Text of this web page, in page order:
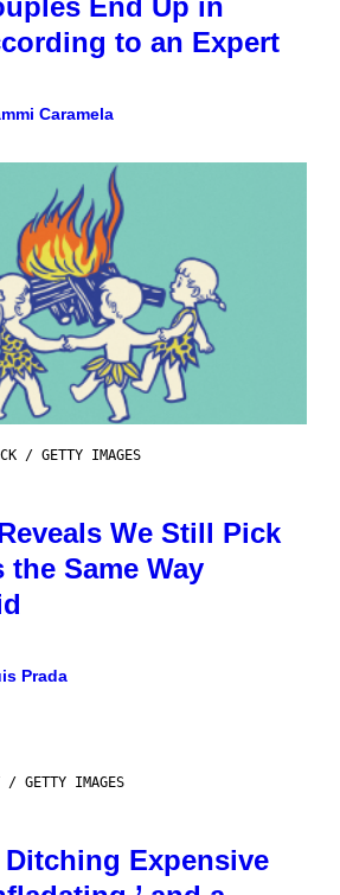
to an Expert
Caramela
/ GETTY IMAGES
We Still Pick
Same Way
Prada
/ GETTY IMAGES
Expensive